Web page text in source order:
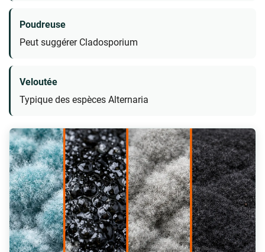
Poudreuse
Peut suggérer Cladosporium
Veloutée
Typique des espèces Alternaria